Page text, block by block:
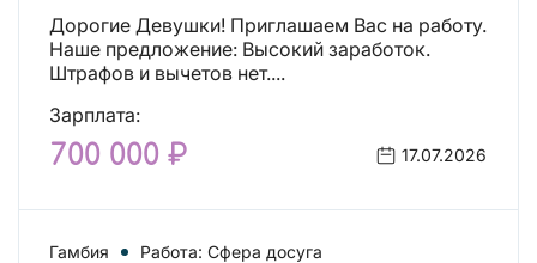
Дорогие Девушки! Приглашаем Вас на работу.
Наше предложение: Высокий заработок.
Штрафов и вычетов нет....
Зарплата:
700 000 ₽ 17.07.2026
Гамбия Работа: Сфера досуга